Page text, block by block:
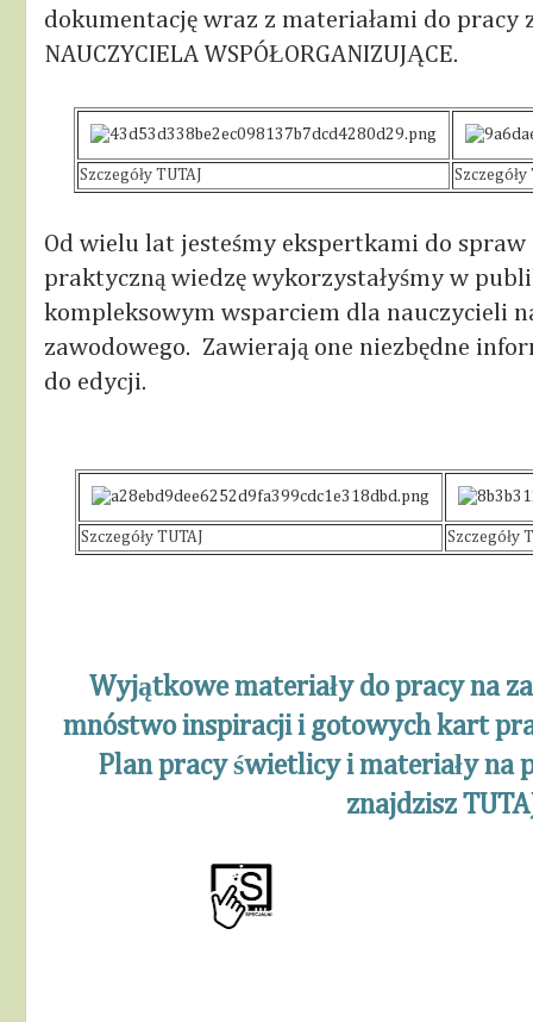
dokumentację wraz z materiałami do pracy
NAUCZYCIELA WSPÓŁORGANIZUJĄCE.
Szczegóły TUTAJ Szczegóły
Od wielu lat jesteśmy ekspertkami do spraw
praktyczną wiedzę wykorzystałyśmy w
kompleksowym wsparciem dla nauczycieli
zawodowego. Zawierają one niezbędne
do edycji.
Szczegóły TUTAJ Szczegóły
Wyjątkowe materiały do pracy na
mnóstwo inspiracji i gotowych kart
Plan pracy świetlicy i materiały na
znajdzisz